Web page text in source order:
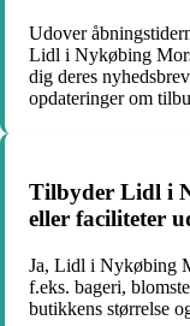
Udover
Lidl i Nykøbing
dig deres
opdateringer om
Tilbyder Lidl i
eller faciliteter
Ja, Lidl i Nykøbing
f.eks. bageri,
butikkens størrelse